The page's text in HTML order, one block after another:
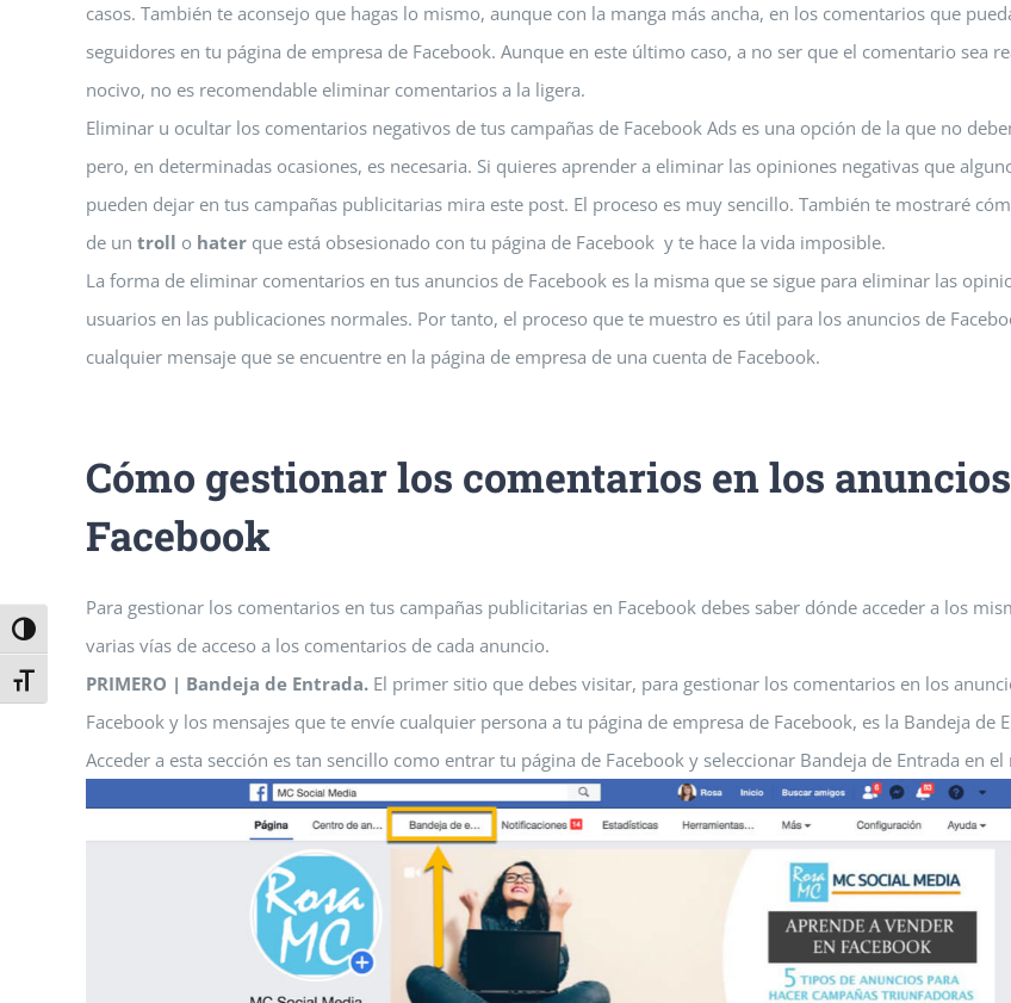
Alternar alto contraste
Alternar tamaño de letra
casos. También te aconsejo que hagas lo mismo, aunque con la manga más ancha, en los comentarios que
seguidores en tu página de empresa de Facebook. Aunque en este último caso, a no ser que el comentario sea
nocivo, no es recomendable eliminar comentarios a la ligera.
Eliminar u ocultar los comentarios negativos de tus campañas de Facebook Ads es una opción de la que no
pero, en determinadas ocasiones, es necesaria. Si quieres aprender a eliminar las opiniones negativas que
pueden dejar en tus campañas publicitarias mira este post. El proceso es muy sencillo. También te mostraré
de un troll o hater que está obsesionado con tu página de Facebook y te hace la vida imposible.
La forma de eliminar comentarios en tus anuncios de Facebook es la misma que se sigue para eliminar las
usuarios en las publicaciones normales. Por tanto, el proceso que te muestro es útil para los anuncios de
cualquier mensaje que se encuentre en la página de empresa de una cuenta de Facebook.
Cómo gestionar los comentarios en los
Facebook
Para gestionar los comentarios en tus campañas publicitarias en Facebook debes saber dónde acceder a los
varias vías de acceso a los comentarios de cada anuncio.
PRIMERO | Bandeja de Entrada. El primer sitio que debes visitar, para gestionar los comentarios en los
Facebook y los mensajes que te envíe cualquier persona a tu página de empresa de Facebook, es la Bandeja de
Acceder a esta sección es tan sencillo como entrar tu página de Facebook y seleccionar Bandeja de Entrada en